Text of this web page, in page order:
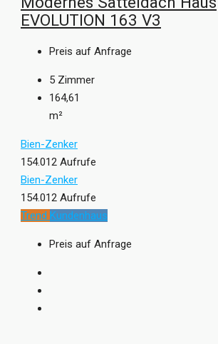
EVOLUTION 163 V3
Preis auf Anfrage
5 Zimmer
164,61
m²
Bien-Zenker
154.012 Aufrufe
Bien-Zenker
154.012 Aufrufe
Trend Kundenhaus
Preis auf Anfrage